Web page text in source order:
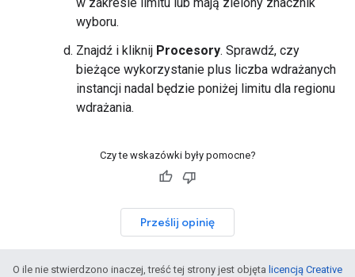
w zakresie limitu lub mają zielony znacznik
wyboru.
Znajdź i kliknij Procesory. Sprawdź, czy
bieżące wykorzystanie plus liczba wdrażanych
instancji nadal będzie poniżej limitu dla regionu
wdrażania.
Czy te wskazówki były pomocne?
Prześlij opinię
O ile nie stwierdzono inaczej, treść tej strony jest objęta licencją Creative